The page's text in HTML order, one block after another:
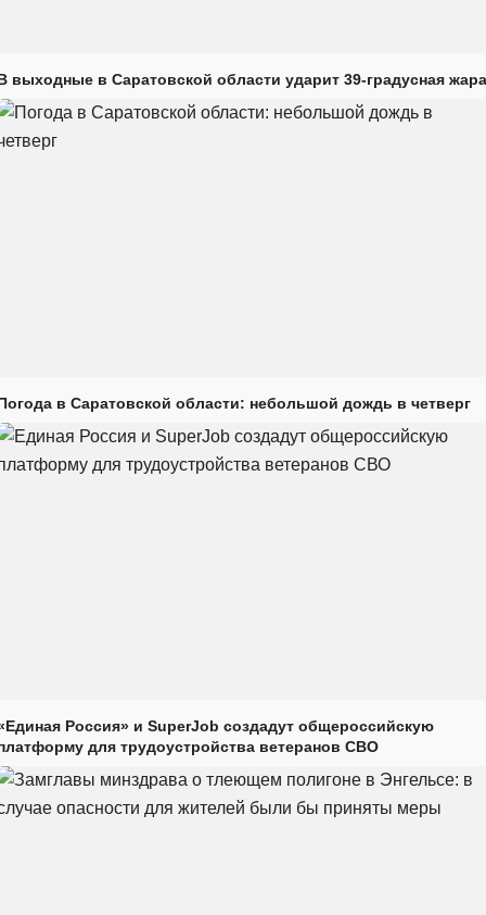
выходные в Саратовской области ударит 39-градусная жара
в Саратовской области: небольшой дождь в четверг
Россия» и SuperJob создадут общероссийскую
для трудоустройства ветеранов СВО